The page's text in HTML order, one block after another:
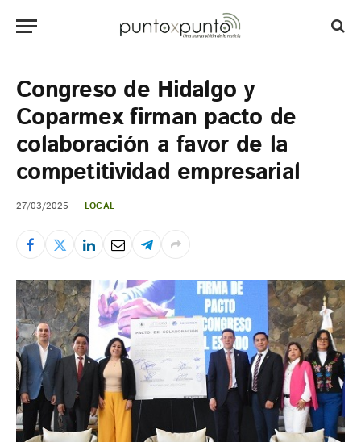
Congreso de Hidalgo y
Coparmex firman pacto de
colaboración a favor de la
competitividad empresarial
27/03/2025 LOCAL